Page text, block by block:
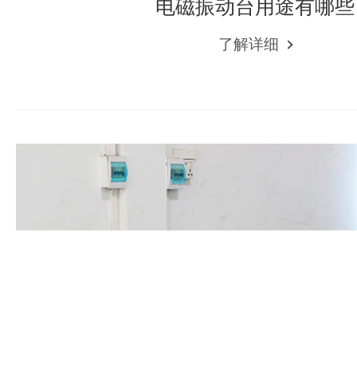
电磁振动台用途有哪些
了解详细